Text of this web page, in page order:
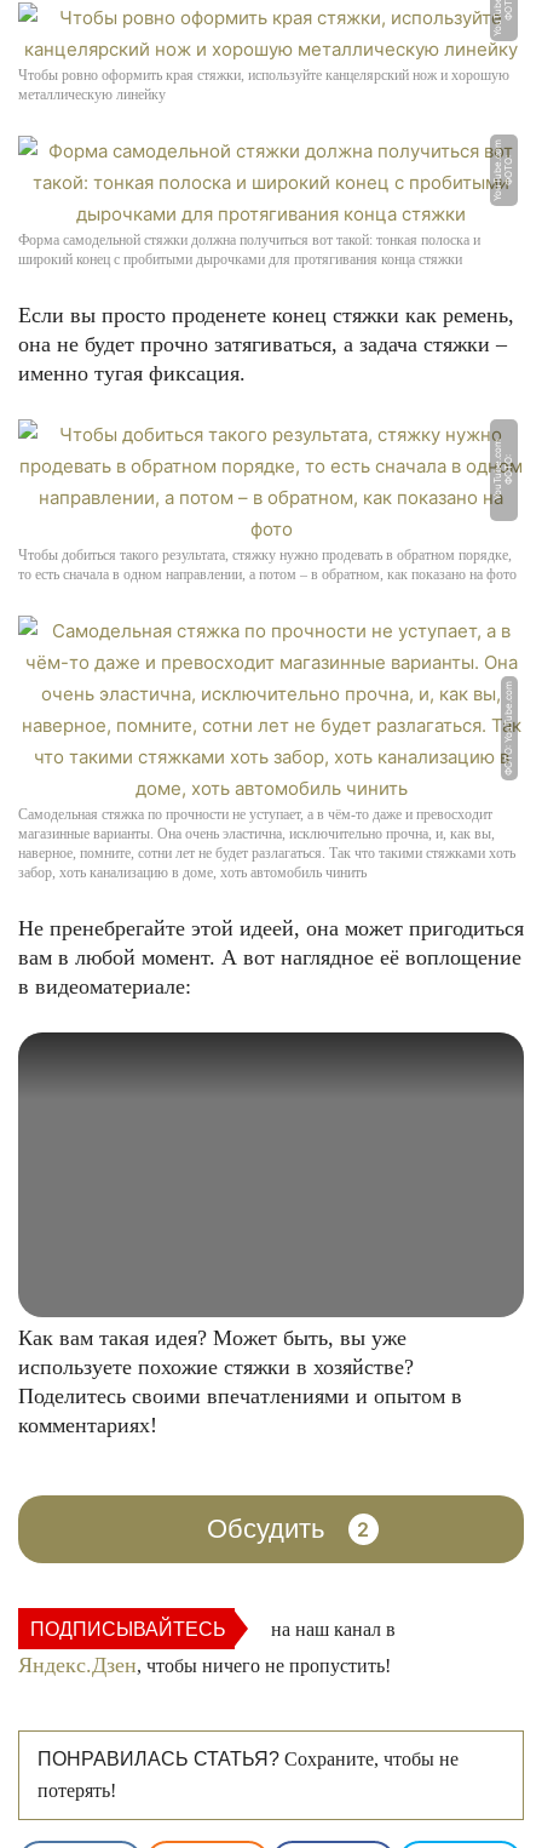
Чтобы ровно оформить края стяжки, используйте канцелярский нож и хорошую
металлическую линейку
Ф
О
Т
О:
Y
o
u
T
u
b
e.
c
o
m
Форма самодельной стяжки должна получиться вот такой: тонкая полоска и
широкий конец с пробитыми дырочками для протягивания конца стяжки
Если вы просто проденете конец стяжки как ремень,
она не будет прочно затягиваться, а задача стяжки –
именно тугая фиксация.
Ф
О
Т
О:
Y
o
u
T
u
b
e.
c
o
m
Чтобы добиться такого результата, стяжку нужно продевать в обратном порядке,
то есть сначала в одном направлении, а потом – в обратном, как показано на фото
ФОТО: YouTube.com
Самодельная стяжка по прочности не уступает, а в чём-то даже и превосходит
магазинные варианты. Она очень эластична, исключительно прочна, и, как вы,
наверное, помните, сотни лет не будет разлагаться. Так что такими стяжками хоть
забор, хоть канализацию в доме, хоть автомобиль чинить
Не пренебрегайте этой идеей, она может пригодиться
вам в любой момент. А вот наглядное её воплощение
в видеоматериале:
Как вам такая идея? Может быть, вы уже
используете похожие стяжки в хозяйстве?
Поделитесь своими впечатлениями и опытом в
комментариях!
Обсудить 2
ПОДПИСЫВАЙТЕСЬ на наш канал в
Яндекс.Дзен, чтобы ничего не пропустить!
ПОНРАВИЛАСЬ СТАТЬЯ? Сохраните, чтобы не
потерять!